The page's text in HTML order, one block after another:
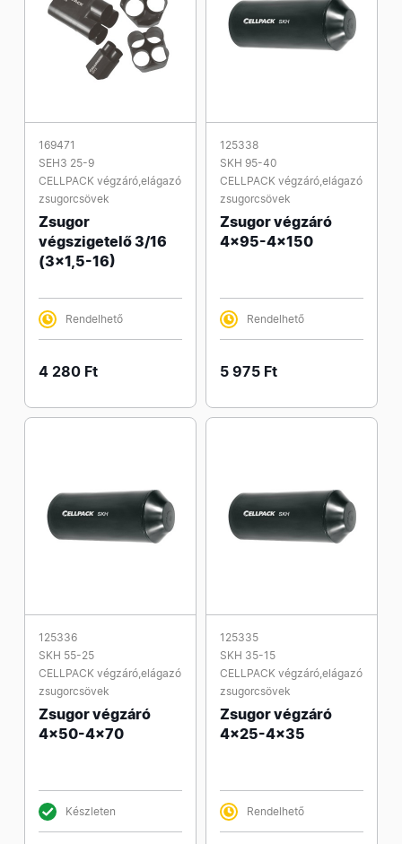
169471
SEH3 25-9
CELLPACK végzáró,elágazó
zsugorcsövek
Zsugor
végszigetelő 3/16
(3x1,5-16)
Rendelhető
4 280 Ft
125338
SKH 95-40
CELLPACK végzáró,elágazó
zsugorcsövek
Zsugor végzáró
4x95-4x150
Rendelhető
5 975 Ft
125336
SKH 55-25
CELLPACK végzáró,elágazó
zsugorcsövek
Zsugor végzáró
4x50-4x70
Készleten
125335
SKH 35-15
CELLPACK végzáró,elágazó
zsugorcsövek
Zsugor végzáró
4x25-4x35
Rendelhető